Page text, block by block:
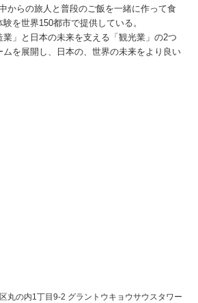
からの旅人と普段のご飯を一緒に作って食
を世界150都市で提供している。
業」と日本の未来を支える「観光業」の2つ
を展開し、日本の、世界の未来をより良い
丸の内1丁目9-2 グラントウキョウサウスタワー